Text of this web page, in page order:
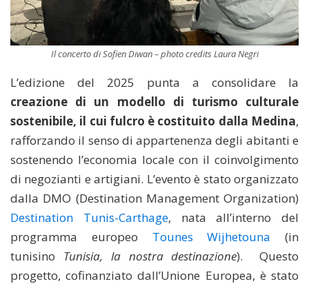
Il concerto di Sofien Diwan – photo credits Laura Negri
L’edizione del 2025 punta a consolidare la
creazione di un modello di turismo culturale
sostenibile, il cui fulcro è costituito dalla Medina,
rafforzando il senso di appartenenza degli abitanti e
sostenendo l’economia locale con il coinvolgimento
di negozianti e artigiani. L’evento è stato organizzato
dalla DMO (Destination Management Organization)
Destination Tunis-Carthage, nata all’interno del
programma europeo Tounes Wijhetouna (in
tunisino Tunisia, la nostra destinazione).
Questo
progetto, cofinanziato dall’Unione Europea, è stato